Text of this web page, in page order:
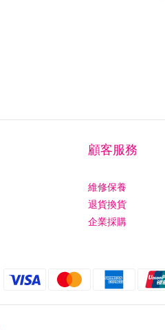
顧客服務
維修保養
退貨換貨
企業採購